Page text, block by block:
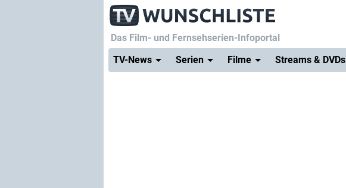
Das Film- und Fernsehserien-Infoportal
TV-News
Serien Filme Streams & DVDs